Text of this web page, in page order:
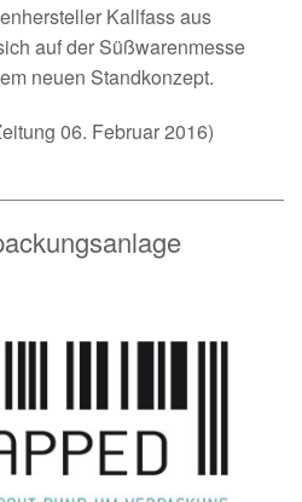
Kallfass aus
auf der Süßwarenmesse
neuen Standkonzept.
06. Februar 2016)